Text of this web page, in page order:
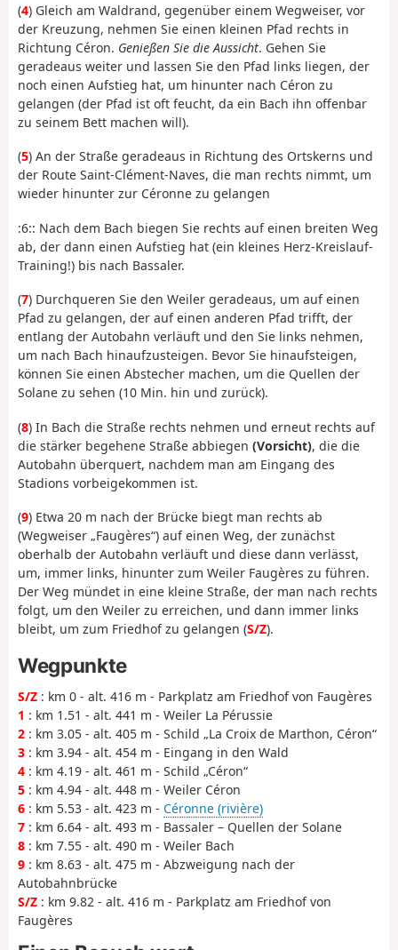
(4) Gleich am Waldrand, gegenüber einem Wegweiser, vor
der Kreuzung, nehmen Sie einen kleinen Pfad rechts in
Richtung Céron. Genießen Sie die Aussicht. Gehen Sie
geradeaus weiter und lassen Sie den Pfad links liegen, der
noch einen Aufstieg hat, um hinunter nach Céron zu
gelangen (der Pfad ist oft feucht, da ein Bach ihn offenbar
zu seinem Bett machen will).
(5) An der Straße geradeaus in Richtung des Ortskerns und
der Route Saint-Clément-Naves, die man rechts nimmt, um
wieder hinunter zur Céronne zu gelangen
:6:: Nach dem Bach biegen Sie rechts auf einen breiten Weg
ab, der dann einen Aufstieg hat (ein kleines Herz-Kreislauf-
Training!) bis nach Bassaler.
(7) Durchqueren Sie den Weiler geradeaus, um auf einen
Pfad zu gelangen, der auf einen anderen Pfad trifft, der
entlang der Autobahn verläuft und den Sie links nehmen,
um nach Bach hinaufzusteigen. Bevor Sie hinaufsteigen,
können Sie einen Abstecher machen, um die Quellen der
Solane zu sehen (10 Min. hin und zurück).
(8) In Bach die Straße rechts nehmen und erneut rechts auf
die stärker begehene Straße abbiegen (Vorsicht), die die
Autobahn überquert, nachdem man am Eingang des
Stadions vorbeigekommen ist.
(9) Etwa 20 m nach der Brücke biegt man rechts ab
(Wegweiser „Faugères“) auf einen Weg, der zunächst
oberhalb der Autobahn verläuft und diese dann verlässt,
um, immer links, hinunter zum Weiler Faugères zu führen.
Der Weg mündet in eine kleine Straße, der man nach rechts
folgt, um den Weiler zu erreichen, und dann immer links
bleibt, um zum Friedhof zu gelangen (S/Z).
Wegpunkte
S/Z : km 0 - alt. 416 m - Parkplatz am Friedhof von Faugères
1 : km 1.51 - alt. 441 m - Weiler La Pérussie
2 : km 3.05 - alt. 405 m - Schild „La Croix de Marthon, Céron“
3 : km 3.94 - alt. 454 m - Eingang in den Wald
4 : km 4.19 - alt. 461 m - Schild „Céron“
5 : km 4.94 - alt. 448 m - Weiler Céron
6 : km 5.53 - alt. 423 m - Céronne (rivière)
7 : km 6.64 - alt. 493 m - Bassaler – Quellen der Solane
8 : km 7.55 - alt. 490 m - Weiler Bach
9 : km 8.63 - alt. 475 m - Abzweigung nach der
Autobahnbrücke
S/Z : km 9.82 - alt. 416 m - Parkplatz am Friedhof von
Faugères